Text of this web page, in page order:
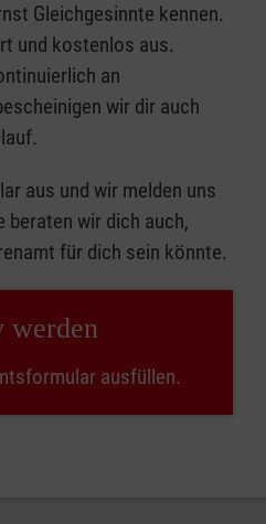
Gleichgesinnte kennen.
und kostenlos aus.
an
wir dir auch
aus und wir melden uns
beraten wir dich auch,
für dich sein könnte.
werden
ausfüllen.